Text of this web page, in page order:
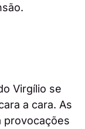
Virgílio se
a cara. As
provocações